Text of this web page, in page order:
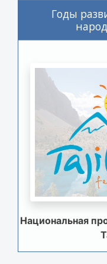
Годы
Национальная